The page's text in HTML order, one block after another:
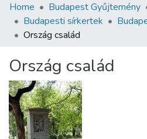
Communities & Collections
All of DSpace
About us
Home Budapest Gyűjtemény
Budapesti sírkertek
Ország család
Ország család